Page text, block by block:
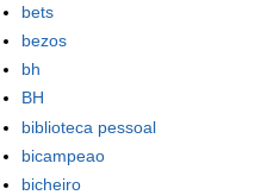
bets
bezos
bh
BH
biblioteca pessoal
bicampeao
bicheiro